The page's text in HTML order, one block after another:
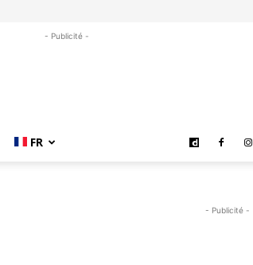
- Publicité -
FR
- Publicité -